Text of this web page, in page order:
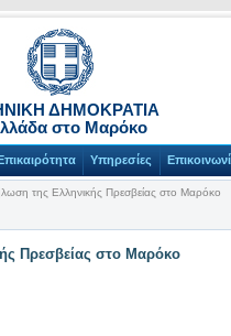
ΔΗΜΟΚΡΑΤΙΑ
στο Μαρόκο
Υπηρεσίες
της Ελληνικής Πρεσβείας στο Μαρόκο
Πρεσβείας στο Μαρόκο